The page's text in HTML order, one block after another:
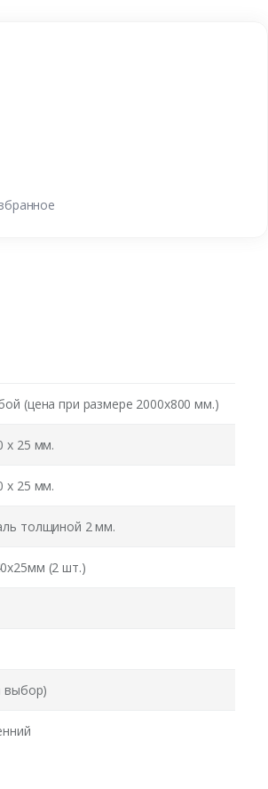
(цена при размере 2000x800 мм.)
х 25 мм.
х 25 мм.
толщиной 2 мм.
(2 шт.)
выбор)